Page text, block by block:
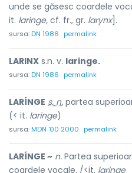
unde se găsesc coardele
it. laringe, cf. fr., gr. larynx].
sursa:DN 1986 permalink
LARINX s.n. v. laringe.
sursa:DN 1986 permalink
LARÍNGE s. n. partea
(< it. laringe)
sursa:MDN '00 2000 permalink
LARÍNGE ~ n. Partea
coardele vocale. /<it. laringe